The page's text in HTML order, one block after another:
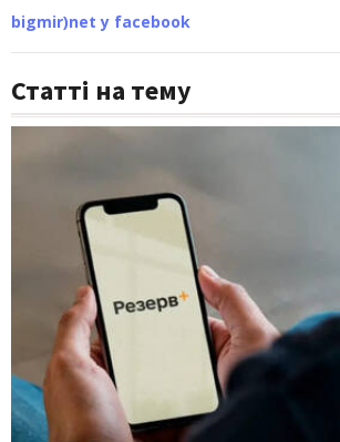
bigmir)net у facebook
Статті на тему